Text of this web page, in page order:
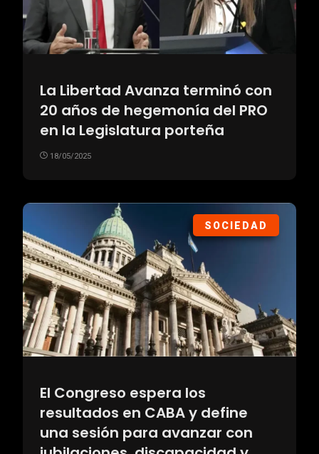
La Libertad Avanza terminó con
20 años de hegemonía del PRO
en la Legislatura porteña
18/05/2025
SOCIEDAD
El Congreso espera los
resultados en CABA y define
una sesión para avanzar con